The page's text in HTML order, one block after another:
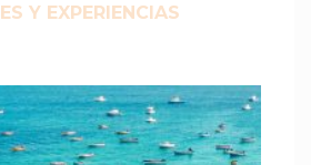
Y EXPERIENCIAS